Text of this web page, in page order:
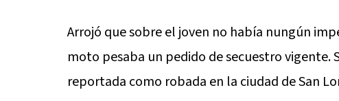
Arrojó que sobre el joven no había nungún
moto pesaba un pedido de secuestro vigente.
reportada como robada en la ciudad de San